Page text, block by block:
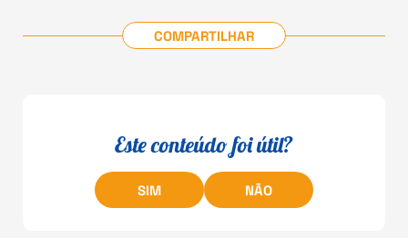
COMPARTILHAR
Este conteúdo foi útil?
SIM NÃO